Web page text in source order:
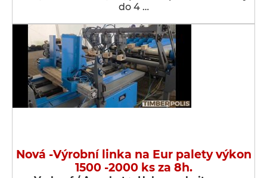
do 4 …
Nová -Výrobní linka na Eur palety výkon
1500 -2000 ks za 8h.